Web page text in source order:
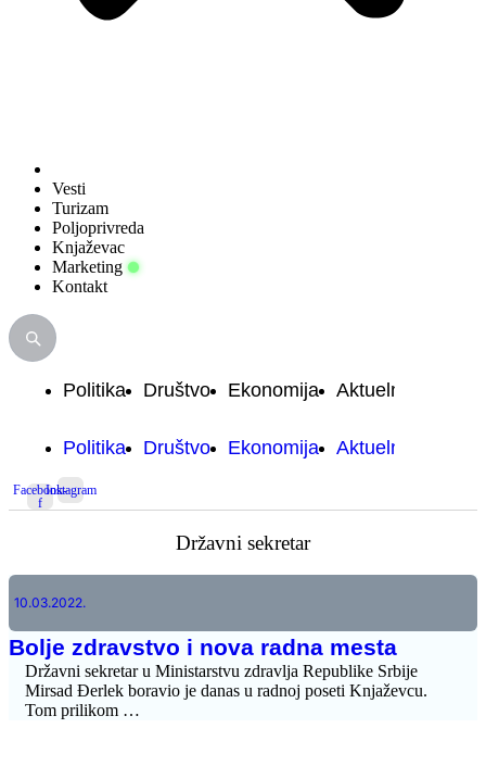
Vesti
Turizam
Poljoprivreda
Knjaževac
Marketing
Kontakt
Politika Društvo Ekonomija Aktuelnosti
Politika Društvo Ekonomija Aktuelnosti
Facebook-
f
Instagram
Državni sekretar
10.03.2022.
Bolje zdravstvo i nova radna mesta
Državni sekretar u Ministarstvu zdravlja Republike Srbije
Mirsad Đerlek boravio je danas u radnoj poseti Knjaževcu.
Tom prilikom …